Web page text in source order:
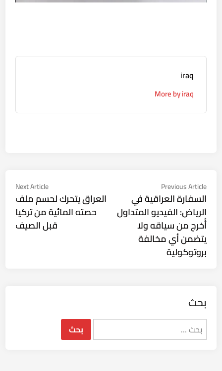
iraq
More by iraq
تصفّح
المقالات
Previous Article
article:
السفارة العراقية في
الرياض: الفيديو المتداول
أُخرج من سياقه ولا
يتضمن أي مخالفة
بروتوكولية
Next Article
Next
العراق يتحرك لحسم ملف
حصته المائية من تركيا
قبل الصيف
بحث
البحث
عن: